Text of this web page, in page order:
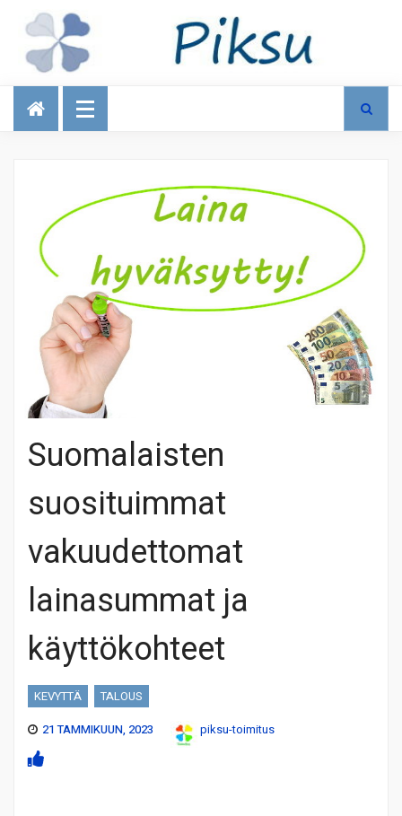
Talous
Suomalaisten
suosituimmat
vakuudettomat
lainasummat ja
käyttökohteet
KEVYTTÄ
TALOUS
21 TAMMIKUUN, 2023
piksu-toimitus